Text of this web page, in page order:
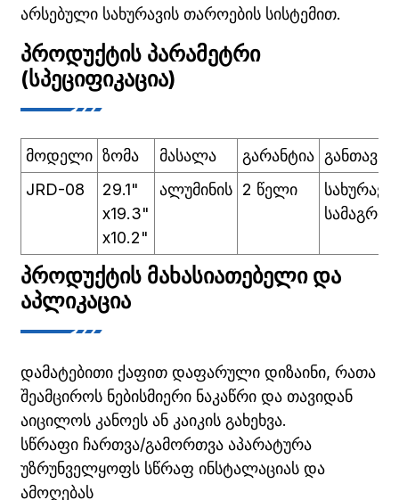
არსებული სახურავის თაროების სისტემით.
ᲞᲠᲝᲓᲣᲥᲢᲘᲡ ᲞᲐᲠᲐᲛᲔᲢᲠᲘ
(ᲡᲞᲔᲪᲘᲤᲘᲙᲐᲪᲘᲐ)
მოდელი ზომა მასალა გარანტია
JRD-08
29.1"
x19.3"
x10.2"
ალუმინის 2 წელი
სამაგრი
ᲞᲠᲝᲓᲣᲥᲢᲘᲡ ᲛᲐᲮᲐᲡᲘᲐᲗᲔᲑᲔᲚᲘ ᲓᲐ
ᲐᲞᲚᲘᲙᲐᲪᲘᲐ
დამატებითი ქაფით დაფარული დიზაინი, რათა
შეამციროს ნებისმიერი ნაკაწრი და თავიდან
აიცილოს კანოეს ან კაიკის გახეხვა.
სწრაფი ჩართვა/გამორთვა აპარატურა
უზრუნველყოფს სწრაფ ინსტალაციას და
ამოღებას